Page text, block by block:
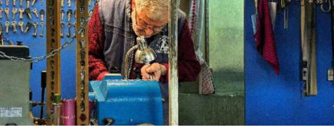
27 avril 2026 NON CLASSÉ